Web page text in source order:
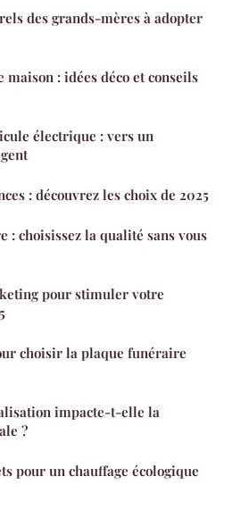
des grands-mères à adopter
: idées déco et conseils
électrique : vers un
: découvrez les choix de 2025
: choisissez la qualité sans vous
pour stimuler votre
choisir la plaque funéraire
impacte-t-elle la
?
pour un chauffage écologique